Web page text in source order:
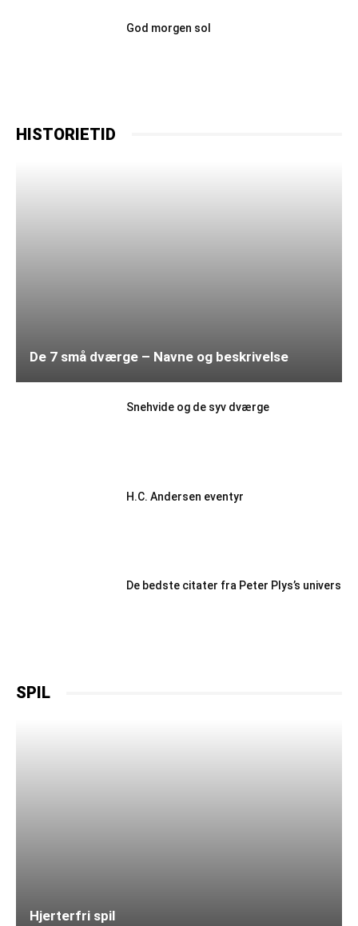
God morgen sol
HISTORIETID
De 7 små dværge – Navne og beskrivelse
Snehvide og de syv dværge
H.C. Andersen eventyr
De bedste citater fra Peter Plys’s univers
SPIL
Hjerterfri spil